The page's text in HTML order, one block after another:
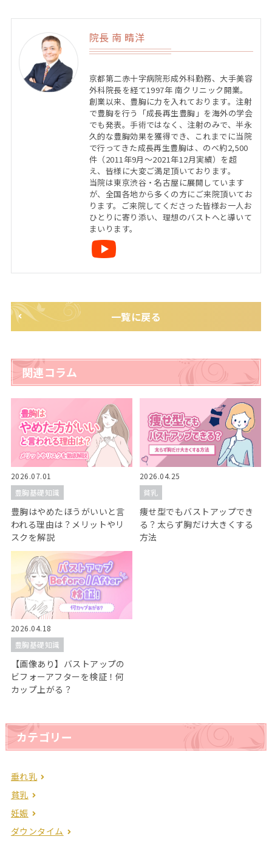
院長 南 晴洋
京都第二赤十字病院形成外科勤務、大手美容
外科院長を経て1997年 南クリニック開業。
創業以来、豊胸に力を入れております。注射
で豊胸を行う「成長再生豊胸」を海外の学会
でも発表。手術ではなく、注射のみで、半永
久的な豊胸効果を獲得でき、これまでに当院
で行ってきた成長再生豊胸は、のべ約2,500
件（2011年9月〜2021年12月実績）を超
え、皆様に大変ご満足頂いております。
当院は東京渋谷・名古屋に展開しています
が、全国各地から多くの方にご来院頂いてお
ります。ご来院してくださった皆様お一人お
ひとりに寄り添い、理想のバストへと導いて
まいります。
一覧に戻る
関連コラム
2026.07.01
豊胸基礎知識
豊胸はやめたほうがいいと言
われる理由は？メリットやリ
スクを解説
2026.04.25
貧乳
痩せ型でもバストアップでき
る？太らず胸だけ大きくする
方法
2026.04.18
豊胸基礎知識
【画像あり】バストアップの
ビフォーアフターを検証！何
カップ上がる？
カテゴリー
垂れ乳
貧乳
妊娠
ダウンタイム